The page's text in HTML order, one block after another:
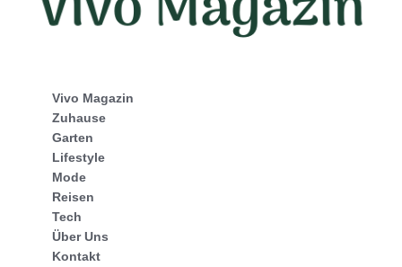
Vivo Magazin
Zuhause
Garten
Lifestyle
Mode
Reisen
Tech
Über Uns
Kontakt